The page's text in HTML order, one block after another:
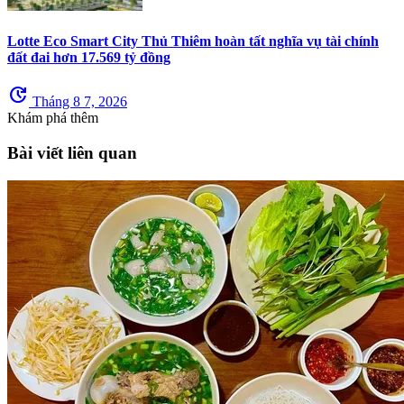
Lotte Eco Smart City Thủ Thiêm hoàn tất nghĩa vụ tài chính
đất đai hơn 17.569 tỷ đồng
update Tháng 8 7, 2026
Khám phá thêm
Bài viết liên quan